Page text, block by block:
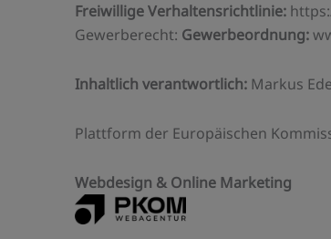
FreiwilligeVerhaltensrichtlinie:
Gewerberecht: Gewerbeordnung:
Inhaltlich verantwortlich: Markus
Plattform der Europäischen
Webdesign & Online Marketing